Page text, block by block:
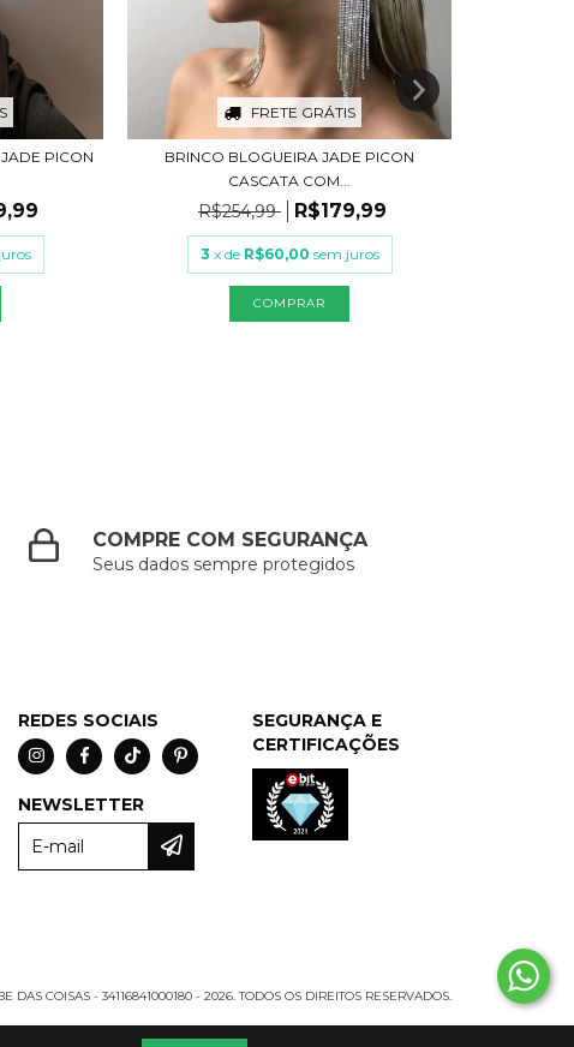
PICON
FRETE GRÁTIS
BRINCO BLOGUEIRA JADE PICON
CASCATA COM...
R$254,99 R$179,99
3 x de R$60,00 sem juros
COMPRAR
COMPRE COM SEGURANÇA
Seus dados sempre protegidos
REDES SOCIAIS
NEWSLETTER
SEGURANÇA E
CERTIFICAÇÕES
DAS COISAS - 34116841000180 - 2026. TODOS OS DIREITOS RESERVADOS.